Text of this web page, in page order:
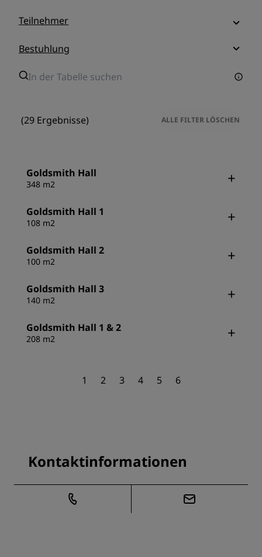
Teilnehmer
Bestuhlung
(29 Ergebnisse) ALLE FILTER LÖSCHEN
Goldsmith Hall
348 m2
Goldsmith Hall 1
108 m2
Goldsmith Hall 2
100 m2
Goldsmith Hall 3
140 m2
Goldsmith Hall 1 & 2
208 m2
1 2 3 4 5 6
Kontaktinformationen